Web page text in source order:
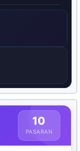
10
PASARAN